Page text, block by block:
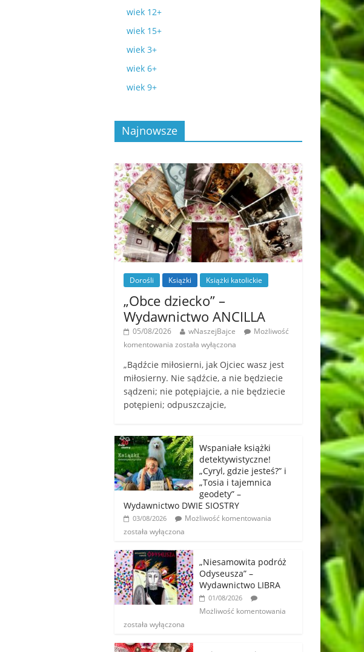
wiek 12+
wiek 15+
wiek 3+
wiek 6+
wiek 9+
Najnowsze
Dorośli Książki Książki katolickie
„Obce dziecko” –
Wydawnictwo ANCILLA
05/08/2026 wNaszejBajce
Możliwość
komentowania została wyłączona
„Bądźcie miłosierni, jak Ojciec wasz jest
miłosierny. Nie sądźcie, a nie będziecie
sądzeni; nie potępiajcie, a nie będziecie
potępieni; odpuszczajcie,
Wspaniałe książki
detektywistyczne!
„Cyryl, gdzie jesteś?” i
„Tosia i tajemnica
geodety” –
Wydawnictwo DWIE SIOSTRY
03/08/2026
Możliwość komentowania
została wyłączona
„Niesamowita podróż
Odyseusza” –
Wydawnictwo LIBRA
01/08/2026
Możliwość komentowania
została wyłączona